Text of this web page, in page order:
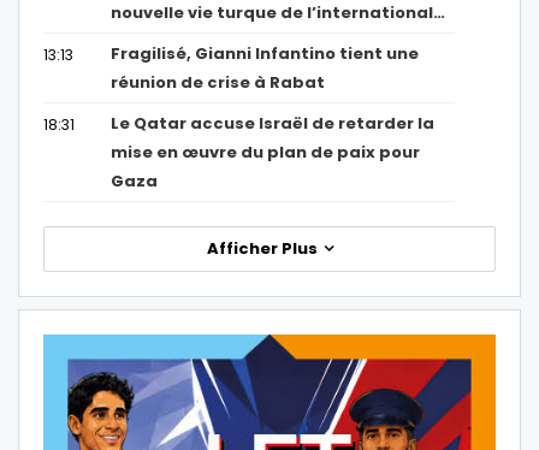
nouvelle vie turque de l’international…
13:13
Fragilisé, Gianni Infantino tient une
réunion de crise à Rabat
18:31
Le Qatar accuse Israël de retarder la
mise en œuvre du plan de paix pour
Gaza
Afficher Plus